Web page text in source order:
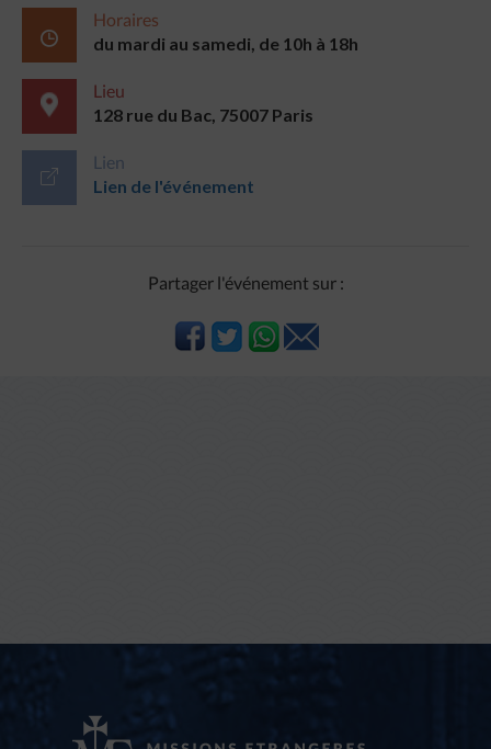
Horaires
du mardi au samedi, de 10h à 18h
Lieu
128 rue du Bac, 75007 Paris
Lien
Lien de l'événement
Partager l'événement sur :